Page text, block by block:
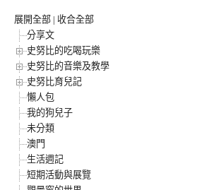
展開全部 | 收合全部
分享文
史努比的吃喝玩樂
史努比的音樂及教學
史努比育兒記
懶人包
我的狗兒子
未分類
澳門
生活週記
短期活動與展覽